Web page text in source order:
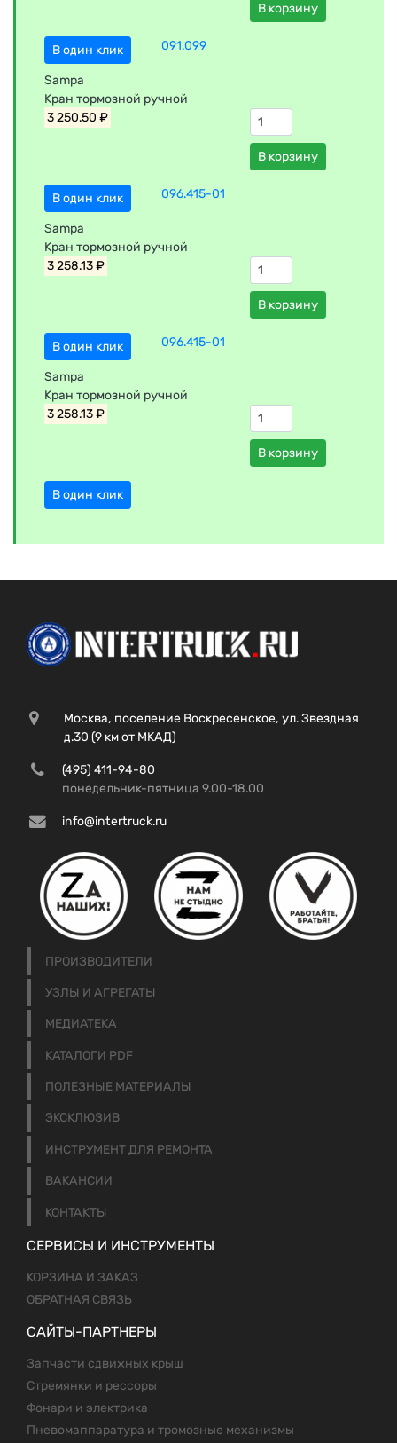
В корзину
В один клик 091.099
Sampa
Кран тормозной ручной
3 250.50 ₽
В корзину
В один клик 096.415-01
Sampa
Кран тормозной ручной
3 258.13 ₽
В корзину
В один клик 096.415-01
Sampa
Кран тормозной ручной
3 258.13 ₽
В корзину
В один клик
Москва, поселение Воскресенское, ул. Звездная
д.30 (9 км от МКАД)
(495) 411-94-80
понедельник-пятница 9.00-18.00
info@intertruck.ru
ПРОИЗВОДИТЕЛИ
УЗЛЫ И АГРЕГАТЫ
МЕДИАТЕКА
КАТАЛОГИ PDF
ПОЛЕЗНЫЕ МАТЕРИАЛЫ
ЭКСКЛЮЗИВ
ИНСТРУМЕНТ ДЛЯ РЕМОНТА
ВАКАНСИИ
КОНТАКТЫ
СЕРВИСЫ И ИНСТРУМЕНТЫ
КОРЗИНА И ЗАКАЗ
ОБРАТНАЯ СВЯЗЬ
САЙТЫ-ПАРТНЕРЫ
Запчасти сдвижных крыш
Стремянки и рессоры
Фонари и электрика
Пневомаппаратура и тромозные механизмы